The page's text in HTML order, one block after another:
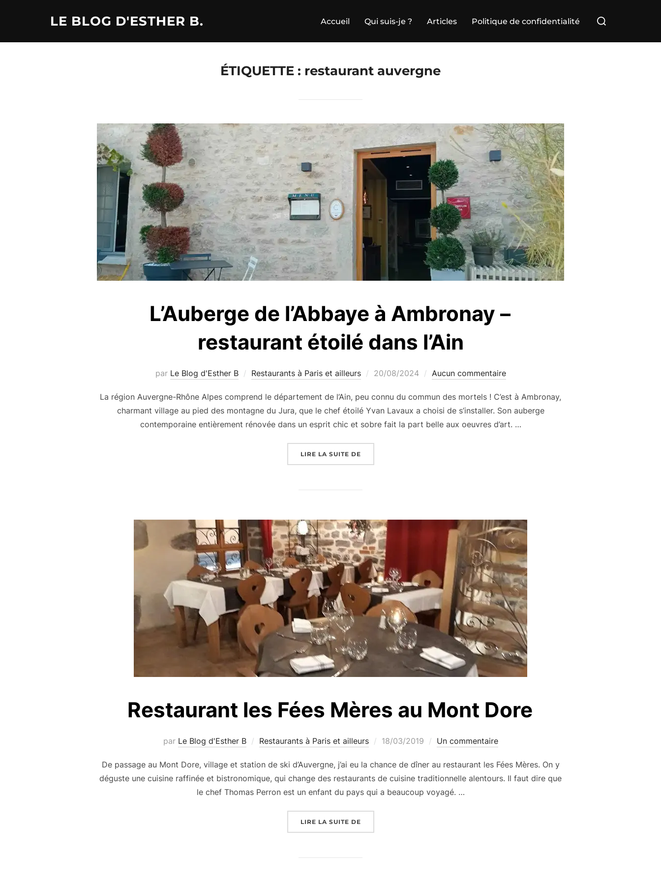
LE BLOG D'ESTHER B. Accueil Qui suis-je ? Articles Politique de confidentialité
Rechercher :
ÉTIQUETTE : restaurant auvergne
L’Auberge de l’Abbaye à Ambronay –
restaurant étoilé dans l’Ain
par Le Blog d'Esther B Restaurants à Paris et ailleurs
Publié
20/08/2024 Aucun commentaire
La région Auvergne-Rhône Alpes comprend le département de l’Ain, peu connu du commun des mortels ! C’est à Ambronay,
charmant village au pied des montagne du Jura, que le chef étoilé Yvan Lavaux a choisi de s’installer. Son auberge
contemporaine entièrement rénovée dans un esprit chic et sobre fait la part belle aux oeuvres d’art. …
LIRE LA SUITE DE« L’AUBERGE DE L’ABBAYE À AMBRONAY – RESTAURANT ÉTOILÉ DANS L’AIN »
Restaurant les Fées Mères au Mont Dore
par Le Blog d'Esther B Restaurants à Paris et ailleurs
Publié
18/03/2019 Un commentaire
De passage au Mont Dore, village et station de ski d’Auvergne, j’ai eu la chance de dîner au restaurant les Fées Mères. On y
déguste une cuisine raffinée et bistronomique, qui change des restaurants de cuisine traditionnelle alentours. Il faut dire que
le chef Thomas Perron est un enfant du pays qui a beaucoup voyagé. …
LIRE LA SUITE DE« RESTAURANT LES FÉES MÈRES AU MONT DORE »